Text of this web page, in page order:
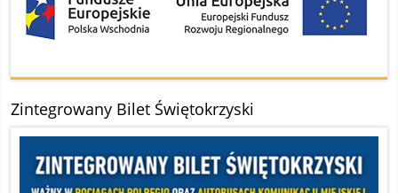
Zintegrowany Bilet Świętokrzyski